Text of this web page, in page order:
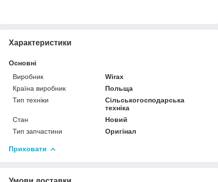
Характеристики
Основні
Виробник
Wirax
Країна виробник
Польща
Тип техніки
Сільськогосподарська
техніка
Стан
Новий
Тип запчастини
Оригінал
Приховати